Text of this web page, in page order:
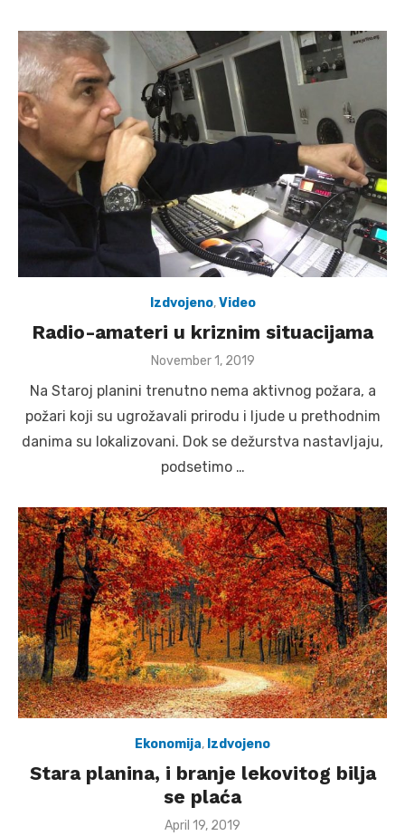
Izdvojeno,Video
Radio-amateri u kriznim situacijama
Posted
November 1, 2019
Na Staroj planini trenutno nema aktivnog požara, a
požari koji su ugrožavali prirodu i ljude u prethodnim
danima su lokalizovani. Dok se dežurstva nastavljaju,
podsetimo …
Ekonomija, Izdvojeno
Stara planina, i branje lekovitog bilja
se plaća
Posted
April 19, 2019